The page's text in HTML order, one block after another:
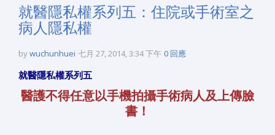
就醫隱私權系列五：住院或手術室之
病人隱私權
bywuchunhuei 七月 27, 2014, 3:34 下午 0 回應
就醫隱私權系列五
醫護不得任意以手機拍攝手術病人及上傳臉
書！